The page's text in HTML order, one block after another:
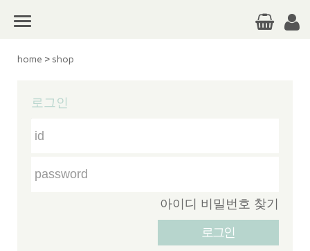
home > shop
로그인
아이디 비밀번호 찾기